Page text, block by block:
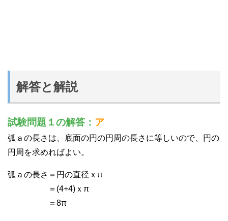
解答と解説
試験問題１の解答： ア
弧ａの長さは、底面の円の円周の長さに等しいので、円の
円周を求めればよい。
弧ａの長さ＝円の直径ｘπ
＝(4+4)ｘπ
＝8π